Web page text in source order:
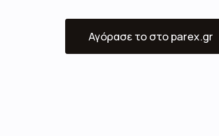
Αγόρασε το στο parex.gr